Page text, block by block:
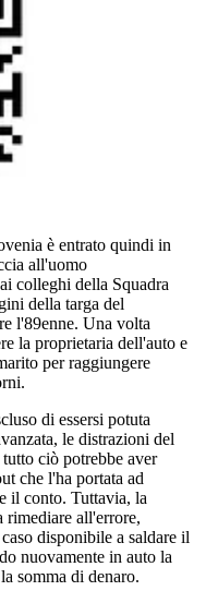
è entrato quindi in
all'uomo
colleghi della Squadra
della targa del
l'89enne. Una volta
la proprietaria dell'auto e
per raggiungere
di essersi potuta
le distrazioni del
ciò potrebbe aver
che l'ha portata ad
il conto. Tuttavia, la
rimediare all'errore,
disponibile a saldare il
nuovamente in auto la
somma di denaro.